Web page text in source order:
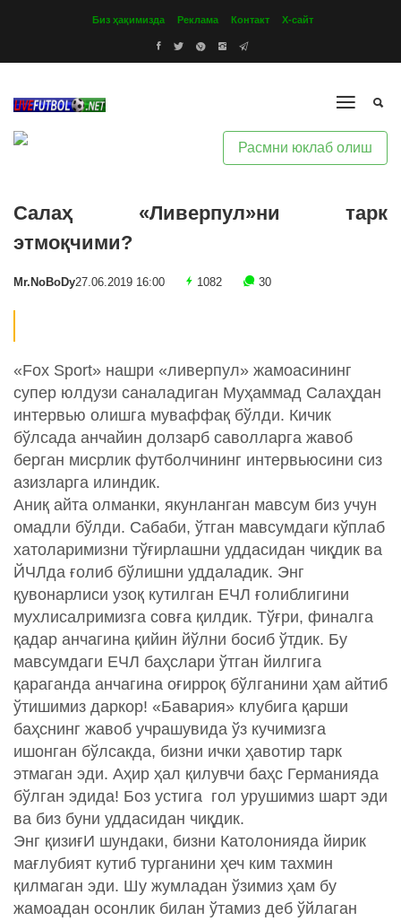
Биз ҳақимизда Реклама Контакт Х-сайт
Расмни юклаб олиш
Салаҳ «Ливерпул»ни тарк
этмоқчими?
Mr.NoBoDy27.06.2019 16:00 1082 30
«Fox Sport» нашри «ливерпул» жамоасининг
супер юлдузи саналадиган Муҳаммад Салаҳдан
интервью олишга муваффақ бўлди. Кичик
бўлсада анчайин долзарб саволларга жавоб
берган мисрлик футболчининг интервьюсини сиз
азизларга илиндик.
Аниқ айта олманки, якунланган мавсум биз учун
омадли бўлди. Сабаби, ўтган мавсумдаги кўплаб
хатоларимизни тўғирлашни уддасидан чиқдик ва
ЙЧЛда ғолиб бўлишни уддаладик. Энг
қувонарлиси узоқ кутилган ЕЧЛ ғолиблигини
мухлисалримизга совға қилдик. Тўғри, финалга
қадар анчагина қийин йўлни босиб ўтдик. Бу
мавсумдаги ЕЧЛ баҳслари ўтган йилгига
қараганда анчагина оғирроқ бўлганини ҳам айтиб
ўтишимиз даркор! «Бавария» клубига қарши
баҳснинг жавоб учрашувида ўз кучимизга
ишонган бўлсакда, бизни ички ҳавотир тарк
этмаган эди. Аҳир ҳал қилувчи баҳс Германияда
бўлган эдида! Боз устига гол урушимиз шарт эди
ва биз буни уддасидан чиқдик.
Энг қизиғИ шундаки, бизни Католонияда йирик
мағлубият кутиб турганини ҳеч ким тахмин
қилмаган эди. Шу жумладан ўзимиз ҳам бу
жамоадан осонлик билан ўтамиз деб ўйлаган